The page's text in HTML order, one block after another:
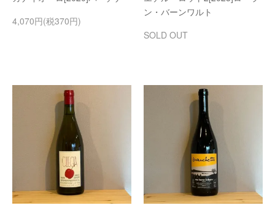
4,070円(税370円)
ン・バーンワルト
SOLD OUT